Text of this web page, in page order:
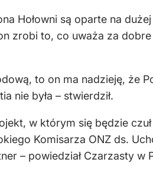
Hołowni są oparte na
zrobi to, co uważa za
to on ma nadzieję, że
nie była – stwierdził.
w którym się będzie
Komisarza ONZ ds.
– powiedział Czarzasty w